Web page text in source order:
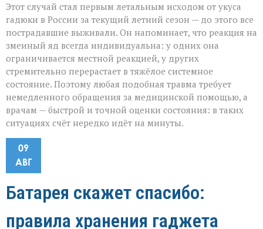
Этот случай стал первым летальным исходом от укуса
гадюки в России за текущий летний сезон — до этого все
пострадавшие выживали. Он напоминает, что реакция на
змеиный яд всегда индивидуальна: у одних она
ограничивается местной реакцией, у других
стремительно перерастает в тяжёлое системное
состояние. Поэтому любая подобная травма требует
немедленного обращения за медицинской помощью, а
врачам — быстрой и точной оценки состояния: в таких
ситуациях счёт нередко идёт на минуты.
09
АВГ
Батарея скажет спасибо:
правила хранения гаджета